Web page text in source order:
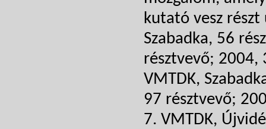
kutató vesz részt
Szabadka, 56
résztvevő; 2004,
VMTDK,
97 résztvevő;
7. VMTDK,